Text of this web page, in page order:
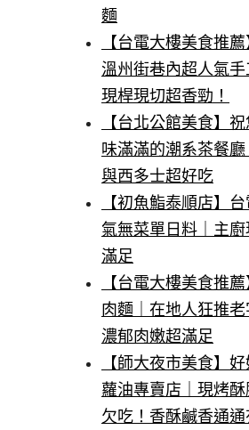
麵
【台電大樓美食推薦
溫州街巷內超人氣手
現桿現切超香勁！
【台北公館美食】
味滿滿的潮系茶餐廳
與西多士超好吃
【初魚鮨泰順店】
氣無菜單日料｜主
滿足
【台電大樓美食推
肉麵｜在地人狂推
濃郁肉嫩超滿足
【師大夜市美食】
蘿油專賣店｜現烤
欠吃！香酥鹹香通